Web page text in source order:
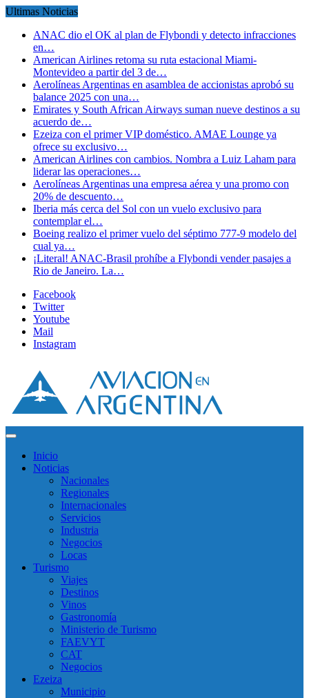
Ultimas Noticias
ANAC dio el OK al plan de Flybondi y detecto infracciones
en…
American Airlines retoma su ruta estacional Miami-
Montevideo a partir del 3 de…
Aerolíneas Argentinas en asamblea de accionistas aprobó su
balance 2025 con una…
Emirates y South African Airways suman nueve destinos a su
acuerdo de…
Ezeiza con el primer VIP doméstico. AMAE Lounge ya
ofrece su exclusivo…
American Airlines con cambios. Nombra a Luiz Laham para
liderar las operaciones…
Aerolíneas Argentinas una empresa aérea y una promo con
20% de descuento…
Iberia más cerca del Sol con un vuelo exclusivo para
contemplar el…
Boeing realizo el primer vuelo del séptimo 777-9 modelo del
cual ya…
¡Literal! ANAC-Brasil prohíbe a Flybondi vender pasajes a
Rio de Janeiro. La…
Facebook
Twitter
Youtube
Mail
Instagram
Inicio
Noticias
Nacionales
Regionales
Internacionales
Servicios
Industria
Negocios
Locas
Turismo
Viajes
Destinos
Vinos
Gastronomía
Ministerio de Turismo
FAEVYT
CAT
Negocios
Ezeiza
Municipio